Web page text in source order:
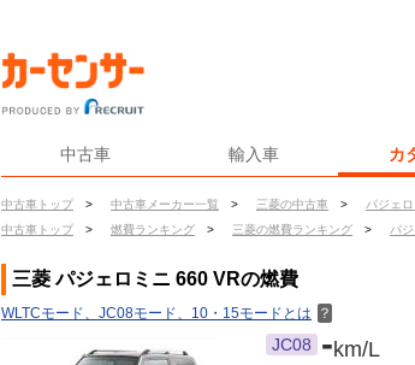
中古車 輸入車 カ
中古車トップ > 中古車メーカー一覧 > 三菱の中古車 > パジェ
中古車トップ
> 燃費ランキング > 三菱の燃費ランキング > パ
三菱 パジェロミニ 660 VRの燃費
WLTCモード、JC08モード、10・15モードとは ？
JC08 -km/L